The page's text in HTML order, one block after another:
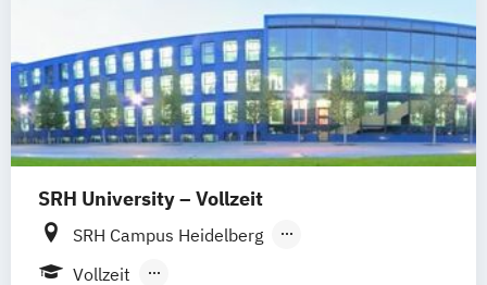
SRH University – Vollzeit
SRH Campus Heidelberg
SRH Campus Berlin
Vollzeit